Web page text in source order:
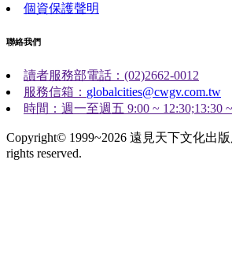
個資保護聲明
聯絡我們
讀者服務部電話：(02)2662-0012
服務信箱： globalcities@cwgv.com.tw
時間：週一至週五 9:00 ~ 12:30;13:30
Copyright© 1999~2026 遠見天下文化出
rights reserved.